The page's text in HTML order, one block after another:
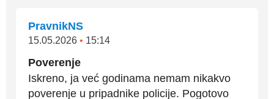
PravnikNS
15.05.2026 • 15:14
Poverenje
Iskreno, ja već godinama nemam nikakvo
poverenje u pripadnike policije. Pogotovo